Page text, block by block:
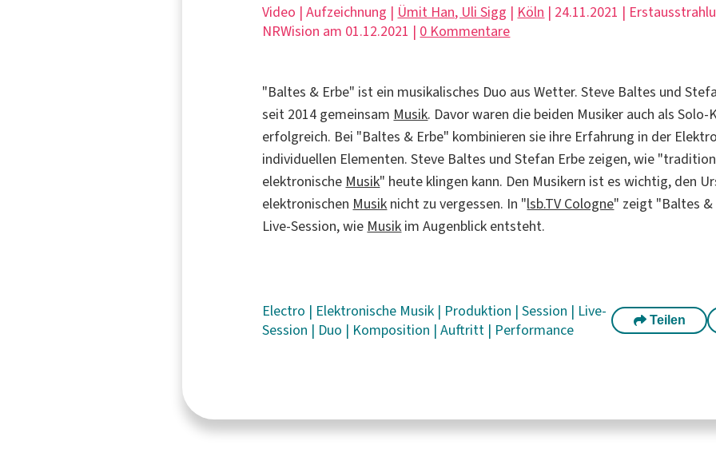
Video | Aufzeichnung | Ümit Han, Uli Sigg | Köln | 24.11.2021 |
NRWision am 01.12.2021 | 0 Kommentare
"Baltes & Erbe" ist ein musikalisches Duo aus Wetter. Steve Baltes und
seit 2014 gemeinsam Musik. Davor waren die beiden Musiker auch als Solo-
erfolgreich. Bei "Baltes & Erbe" kombinieren sie ihre Erfahrung in der
individuellen Elementen. Steve Baltes und Stefan Erbe zeigen, wie
elektronische Musik" heute klingen kann. Den Musikern ist es wichtig, den
elektronischen Musik nicht zu vergessen. In "lsb.TV Cologne" zeigt "Baltes &
Live-Session, wie Musik im Augenblick entsteht.
Electro | Elektronische Musik | Produktion |Session | Live-
Session | Duo | Komposition |Auftritt | Performance
Teilen